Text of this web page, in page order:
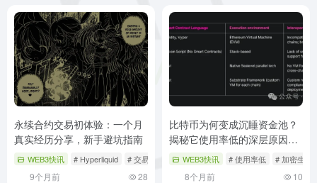
永续合约交易初体验：一个月
真实经历分享，新手避坑指南
WEB3快讯 # Hyperliquid # 交易选择 # 加密货币
9个月前 28
比特币为何变成沉睡资金池？
揭秘它使用率低的深层原因与
全新生态变革
WEB3快讯 # 使用率低 # 加密生态
8个月前 10